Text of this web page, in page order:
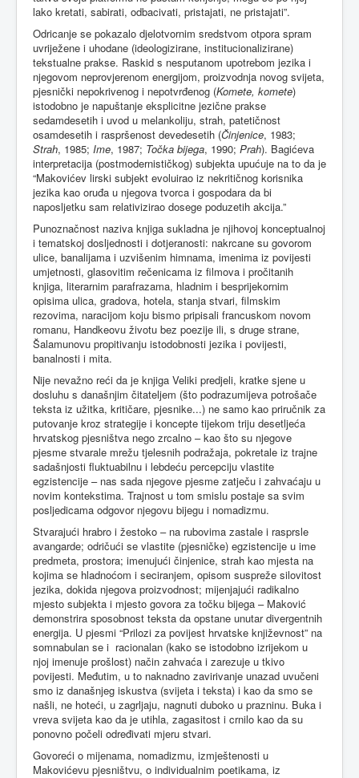
lako kretati, sabirati, odbacivati, pristajati, ne pristajati”.
Odricanje se pokazalo djelotvornim sredstvom otpora spram
uvriježene i uhodane (ideologizirane, institucionalizirane)
tekstualne prakse. Raskid s nesputanom upotrebom jezika i
njegovom neprovjerenom energijom, proizvodnja novog svijeta,
pjesnički nepokrivenog i nepotvrđenog (Komete, komete)
istodobno je napuštanje eksplicitne jezične prakse
sedamdesetih i uvod u melankoliju, strah, patetičnost
osamdesetih i raspršenost devedesetih (Činjenice, 1983;
Strah, 1985; Ime, 1987; Točka bijega, 1990; Prah). Bagićeva
interpretacija (postmodernističkog) subjekta upućuje na to da je
“Makovićev lirski subjekt evoluirao iz nekritičnog korisnika
jezika kao oruđa u njegova tvorca i gospodara da bi
naposljetku sam relativizirao dosege poduzetih akcija.”
Punoznačnost naziva knjiga sukladna je njihovoj konceptualnoj
i tematskoj dosljednosti i dotjeranosti: nakrcane su govorom
ulice, banalijama i uzvišenim himnama, imenima iz povijesti
umjetnosti, glasovitim rečenicama iz filmova i pročitanih
knjiga, literarnim parafrazama, hladnim i besprijekornim
opisima ulica, gradova, hotela, stanja stvari, filmskim
rezovima, naracijom koju bismo pripisali francuskom novom
romanu, Handkeovu životu bez poezije ili, s druge strane,
Šalamunovu propitivanju istodobnosti jezika i povijesti,
banalnosti i mita.
Nije nevažno reći da je knjiga Veliki predjeli, kratke sjene u
dosluhu s današnjim čitateljem (što podrazumijeva potrošače
teksta iz užitka, kritičare, pjesnike...) ne samo kao priručnik za
putovanje kroz strategije i koncepte tijekom triju desetljeća
hrvatskog pjesništva nego zrcalno – kao što su njegove
pjesme stvarale mrežu tjelesnih podražaja, pokretale iz trajne
sadašnjosti fluktuabilnu i lebdeću percepciju vlastite
egzistencije – nas sada njegove pjesme zatječu i zahvaćaju u
novim kontekstima. Trajnost u tom smislu postaje sa svim
posljedicama odgovor njegovu bijegu i nomadizmu.
Stvarajući hrabro i žestoko – na rubovima zastale i rasprsle
avangarde; odričući se vlastite (pjesničke) egzistencije u ime
predmeta, prostora; imenujući činjenice, strah kao mjesta na
kojima se hladnoćom i seciranjem, opisom suspreže silovitost
jezika, dokida njegova proizvodnost; mijenjajući radikalno
mjesto subjekta i mjesto govora za točku bijega – Maković
demonstrira sposobnost teksta da opstane unutar divergentnih
energija. U pjesmi “Prilozi za povijest hrvatske književnost” na
somnabulan se i racionalan (kako se istodobno izrijekom u
njoj imenuje prošlost) način zahvaća i zarezuje u tkivo
povijesti. Međutim, u to naknadno zavirivanje unazad uvučeni
smo iz današnjeg iskustva (svijeta i teksta) i kao da smo se
našli, ne hoteći, u zagrljaju, nagnuti duboko u prazninu. Buka i
vreva svijeta kao da je utihla, zagasitost i crnilo kao da su
ponovno počeli određivati mjeru stvari.
Govoreći o mijenama, nomadizmu, izmještenosti u
Makovićevu pjesništvu, o individualnim poetikama, iz